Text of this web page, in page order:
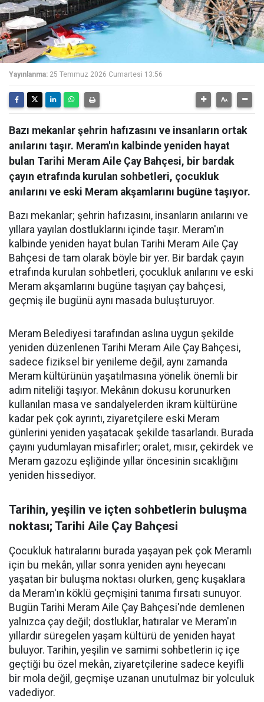
Yayınlanma: 25 Temmuz 2026 Cumartesi 13:56
Bazı mekanlar şehrin hafızasını ve insanların ortak
anılarını taşır. Meram'ın kalbinde yeniden hayat
bulan Tarihi Meram Aile Çay Bahçesi, bir bardak
çayın etrafında kurulan sohbetleri, çocukluk
anılarını ve eski Meram akşamlarını bugüne taşıyor.
Bazı mekanlar; şehrin hafızasını, insanların anılarını ve
yıllara yayılan dostluklarını içinde taşır. Meram'ın
kalbinde yeniden hayat bulan Tarihi Meram Aile Çay
Bahçesi de tam olarak böyle bir yer. Bir bardak çayın
etrafında kurulan sohbetleri, çocukluk anılarını ve eski
Meram akşamlarını bugüne taşıyan çay bahçesi,
geçmiş ile bugünü aynı masada buluşturuyor.
Meram Belediyesi tarafından aslına uygun şekilde
yeniden düzenlenen Tarihi Meram Aile Çay Bahçesi,
sadece fiziksel bir yenileme değil, aynı zamanda
Meram kültürünün yaşatılmasına yönelik önemli bir
adım niteliği taşıyor. Mekânın dokusu korunurken
kullanılan masa ve sandalyelerden ikram kültürüne
kadar pek çok ayrıntı, ziyaretçilere eski Meram
günlerini yeniden yaşatacak şekilde tasarlandı. Burada
çayını yudumlayan misafirler; oralet, mısır, çekirdek ve
Meram gazozu eşliğinde yıllar öncesinin sıcaklığını
yeniden hissediyor.
Tarihin, yeşilin ve içten sohbetlerin buluşma
noktası; Tarihi Aile Çay Bahçesi
Çocukluk hatıralarını burada yaşayan pek çok Meramlı
için bu mekân, yıllar sonra yeniden aynı heyecanı
yaşatan bir buluşma noktası olurken, genç kuşaklara
da Meram'ın köklü geçmişini tanıma fırsatı sunuyor.
Bugün Tarihi Meram Aile Çay Bahçesi'nde demlenen
yalnızca çay değil; dostluklar, hatıralar ve Meram'ın
yıllardır süregelen yaşam kültürü de yeniden hayat
buluyor. Tarihin, yeşilin ve samimi sohbetlerin iç içe
geçtiği bu özel mekân, ziyaretçilerine sadece keyifli
bir mola değil, geçmişe uzanan unutulmaz bir yolculuk
vadediyor.